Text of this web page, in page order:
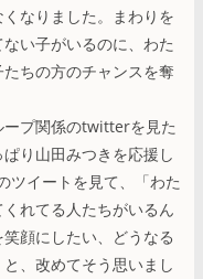
なりました。まわりを
い子がいるのに、わた
ちの方のチャンスを奪
ープ関係のtwitterを見た
り山田みつきを応援し
ツイートを見て、「わた
れてる人たちがいるん
顔にしたい、どうなる
、改めてそう思いまし